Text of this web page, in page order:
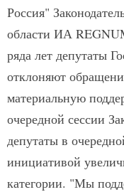
Россия"
области ИА
ряда лет депутаты
отклоняют
материальную
очередной сессии
депутаты в
инициативой
категории. "Мы